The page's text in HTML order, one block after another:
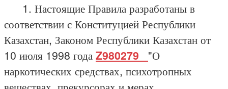
1. Настоящие Правила разработаны в
соответствии с Конституцией Республики
Казахстан, Законом Республики Казахстан от
10 июля 1998 года Z980279_ "О
наркотических средствах, психотропных